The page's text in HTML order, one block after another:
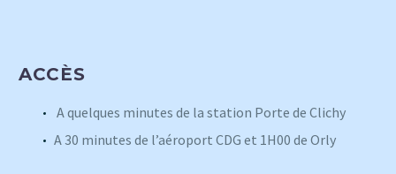
ACCÈS
A quelques minutes de la station Porte de Clichy
A 30 minutes de l’aéroport CDG et 1H00 de Orly